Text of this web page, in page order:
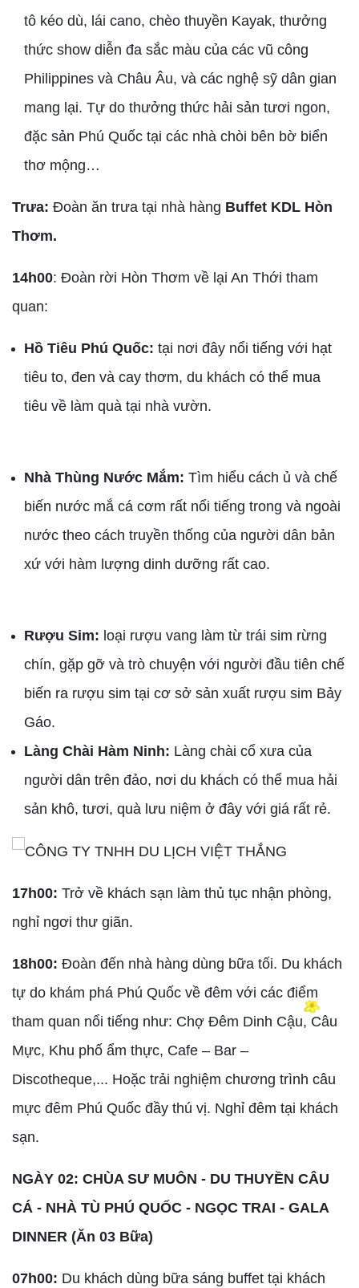
tô kéo dù, lái cano, chèo thuyền Kayak, thưởng
thức show diễn đa sắc màu của các vũ công
Philippines và Châu Âu, và các nghệ sỹ dân gian
mang lại. Tự do thưởng thức hải sản tươi ngon,
đặc sản Phú Quốc tại các nhà chòi bên bờ biển
thơ mộng…
Trưa: Đoàn ăn trưa tại nhà hàng Buffet KDL Hòn
Thơm.
14h00: Đoàn rời Hòn Thơm về lại An Thới tham
quan:
Hồ Tiêu Phú Quốc: tại nơi đây nổi tiếng với hạt
tiêu to, đen và cay thơm, du khách có thể mua
tiêu về làm quà tại nhà vườn.
Nhà Thùng Nước Mắm: Tìm hiểu cách ủ và chế
biến nước mắ cá cơm rất nổi tiếng trong và ngoài
nước theo cách truyền thống của người dân bản
xứ với hàm lượng dinh dưỡng rất cao.
Rượu Sim: loại rượu vang làm từ trái sim rừng
chín, gặp gỡ và trò chuyện với người đầu tiên chế
biến ra rượu sim tại cơ sở sản xuất rượu sim Bảy
Gáo.
Làng Chài Hàm Ninh: Làng chài cổ xưa của
người dân trên đảo, nơi du khách có thể mua hải
sản khô, tươi, quà lưu niệm ở đây với giá rất rẻ.
17h00: Trở về khách sạn làm thủ tục nhận phòng,
nghỉ ngơi thư giãn.
18h00: Đoàn đến nhà hàng dùng bữa tối. Du khách
tự do khám phá Phú Quốc về đêm với các điểm
tham quan nổi tiếng như: Chợ Đêm Dinh Cậu, Câu
Mực, Khu phố ẩm thực, Cafe – Bar –
Discotheque,... Hoặc trải nghiệm chương trình câu
mực đêm Phú Quốc đầy thú vị. Nghỉ đêm tại khách
sạn.
NGÀY 02: CHÙA SƯ MUÔN - DU THUYỀN CÂU
CÁ - NHÀ TÙ PHÚ QUỐC - NGỌC TRAI - GALA
DINNER (Ăn 03 Bữa)
07h00: Du khách dùng bữa sáng buffet tại khách